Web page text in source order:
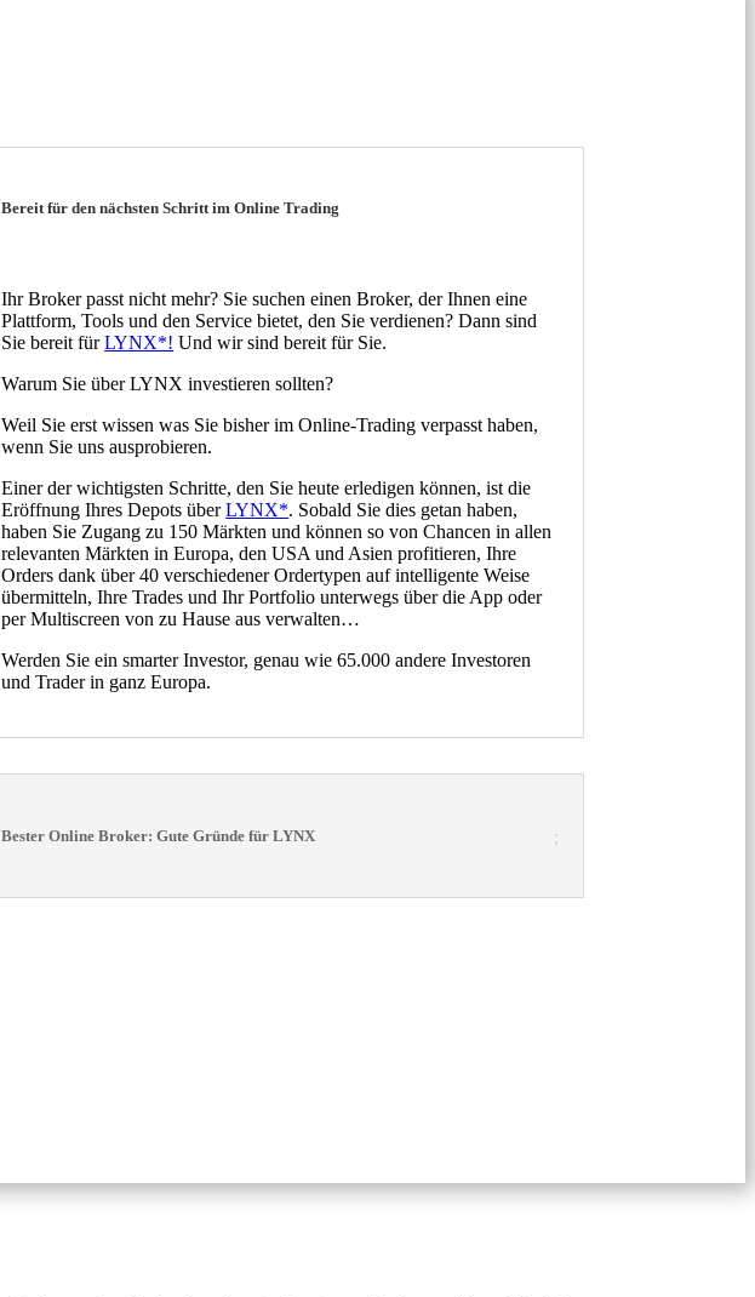
Bereit für den nächsten Schritt im Online Trading
Ihr Broker passt nicht mehr? Sie suchen einen Broker, der Ihnen eine
Plattform, Tools und den Service bietet, den Sie verdienen? Dann sind
Sie bereit fürLYNX*! Und wir sind bereit für Sie.
Warum Sie über LYNX investieren sollten?
Weil Sie erst wissen was Sie bisher im Online-Trading verpasst haben,
wenn Sie uns ausprobieren.
Einer der wichtigsten Schritte, den Sie heute erledigen können, ist die
Eröffnung Ihres Depots überLYNX*. Sobald Sie dies getan haben,
haben Sie Zugang zu 150 Märkten und können so von Chancen in allen
relevanten Märkten in Europa, den USA und Asien profitieren, Ihre
Orders dank über 40 verschiedener Ordertypen auf intelligente Weise
übermitteln, Ihre Trades und Ihr Portfolio unterwegs über die App oder
per Multiscreen von zu Hause aus verwalten…
Werden Sie ein smarter Investor, genau wie 65.000 andere Investoren
und Trader in ganz Europa.
Bester Online Broker: Gute Gründe für LYNX